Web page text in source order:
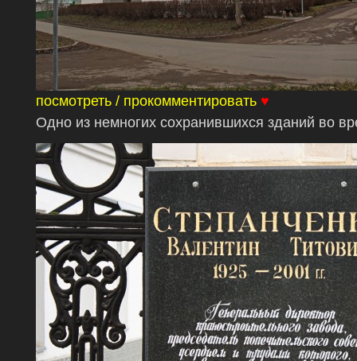
посмотреть / прокомментировать ♥
Одно из немногих сохранившихся зданий во